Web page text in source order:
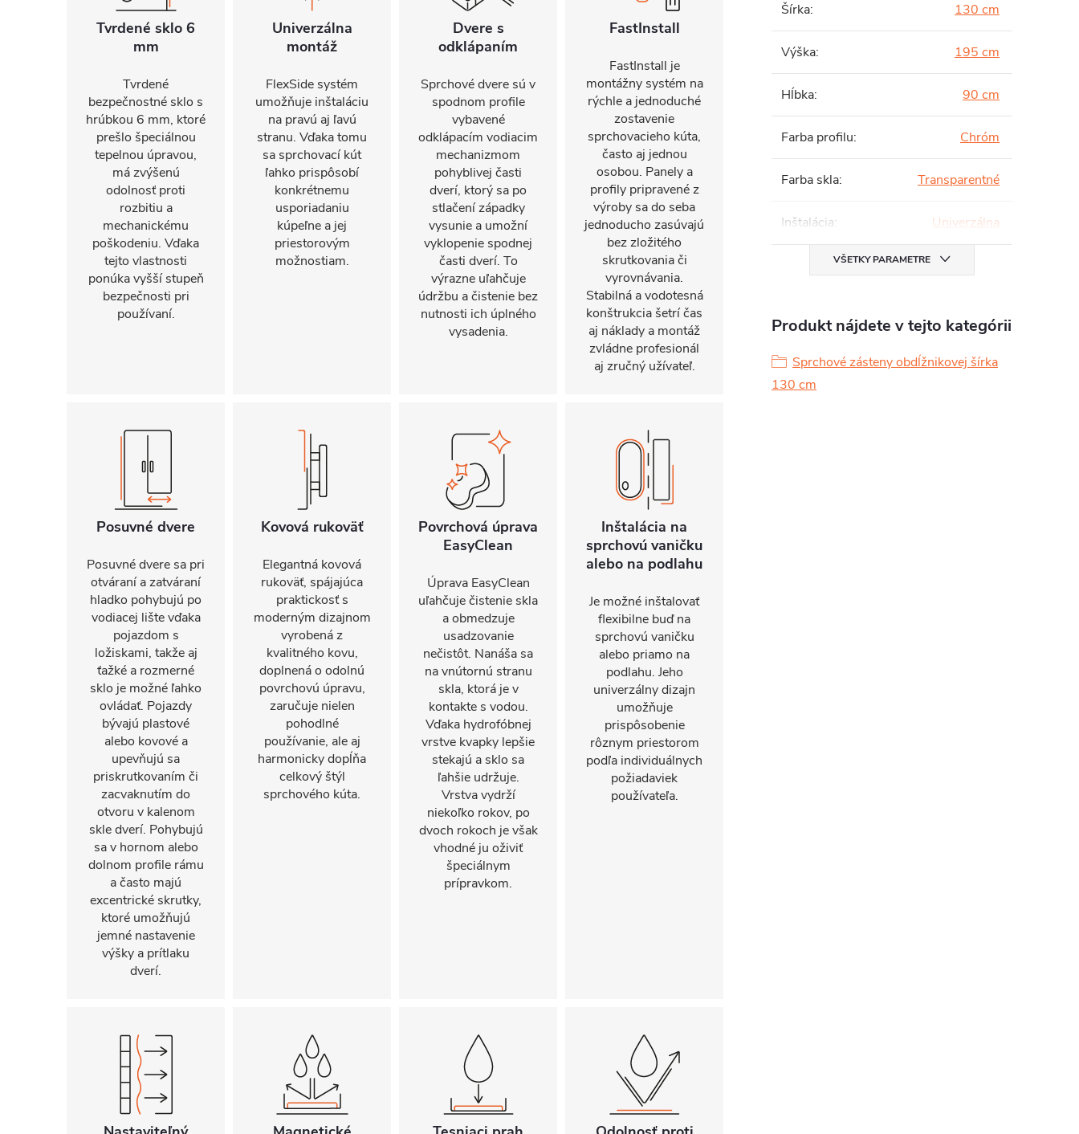
Tvrdené sklo 6
mm
Tvrdené
bezpečnostné sklo s
hrúbkou 6 mm, ktoré
prešlo špeciálnou
tepelnou úpravou,
má zvýšenú
odolnosť proti
rozbitiu a
mechanickému
poškodeniu. Vďaka
tejto vlastnosti
ponúka vyšší stupeň
bezpečnosti pri
používaní.
Univerzálna
montáž
FlexSide systém
umožňuje inštaláciu
na pravú aj ľavú
stranu. Vďaka tomu
sa sprchovací kút
ľahko prispôsobí
konkrétnemu
usporiadaniu
kúpeľne a jej
priestorovým
možnostiam.
Dvere s
odklápaním
Sprchové dvere sú v
spodnom profile
vybavené
odklápacím vodiacim
mechanizmom
pohyblivej časti
dverí, ktorý sa po
stlačení západky
vysunie a umožní
vyklopenie spodnej
časti dverí. To
výrazne uľahčuje
údržbu a čistenie bez
nutnosti ich úplného
vysadenia.
FastInstall
FastInstall je
montážny systém na
rýchle a jednoduché
zostavenie
sprchovacieho kúta,
často aj jednou
osobou. Panely a
profily pripravené z
výroby sa do seba
jednoducho zasúvajú
bez zložitého
skrutkovania či
vyrovnávania.
Stabilná a vodotesná
konštrukcia šetrí čas
aj náklady a montáž
zvládne profesionál
aj zručný užívateľ.
Posuvné dvere
Posuvné dvere sa pri
otváraní a zatváraní
hladko pohybujú po
vodiacej lište vďaka
pojazdom s
ložiskami, takže aj
ťažké a rozmerné
sklo je možné ľahko
ovládať. Pojazdy
bývajú plastové
alebo kovové a
upevňujú sa
priskrutkovaním či
zacvaknutím do
otvoru v kalenom
skle dverí. Pohybujú
sa v hornom alebo
dolnom profile rámu
a často majú
excentrické skrutky,
ktoré umožňujú
jemné nastavenie
výšky a prítlaku
dverí.
Kovová rukoväť
Elegantná kovová
rukoväť, spájajúca
praktickosť s
moderným dizajnom
vyrobená z
kvalitného kovu,
doplnená o odolnú
povrchovú úpravu,
zaručuje nielen
pohodlné
používanie, ale aj
harmonicky dopĺňa
celkový štýl
sprchového kúta.
Povrchová úprava
EasyClean
Úprava EasyClean
uľahčuje čistenie skla
a obmedzuje
usadzovanie
nečistôt. Nanáša sa
na vnútornú stranu
skla, ktorá je v
kontakte s vodou.
Vďaka hydrofóbnej
vrstve kvapky lepšie
stekajú a sklo sa
ľahšie udržuje.
Vrstva vydrží
niekoľko rokov, po
dvoch rokoch je však
vhodné ju oživiť
špeciálnym
prípravkom.
Inštalácia na
sprchovú vaničku
alebo na podlahu
Je možné inštalovať
flexibilne buď na
sprchovú vaničku
alebo priamo na
podlahu. Jeho
univerzálny dizajn
umožňuje
prispôsobenie
rôznym priestorom
podľa individuálnych
požiadaviek
používateľa.
Šírka: 130 cm
Výška: 195 cm
Hĺbka: 90 cm
Farba profilu: Chróm
Farba skla: Transparentné
Inštalácia: Univerzálna
VŠETKY PARAMETRE
Produkt nájdete v tejto kategórii
Sprchové zásteny obdĺžnikovej šírka
130 cm